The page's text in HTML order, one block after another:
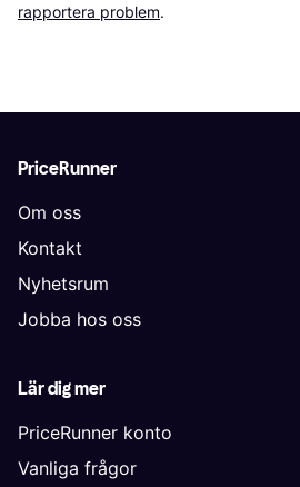
rapportera problem.
PriceRunner
Om oss
Kontakt
Nyhetsrum
Jobba hos oss
Lär dig mer
PriceRunner konto
Vanliga frågor